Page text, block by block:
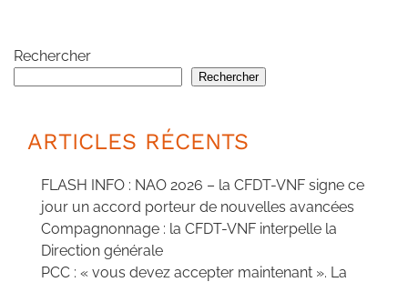
Rechercher
Rechercher
ARTICLES RÉCENTS
FLASH INFO : NAO 2026 – la CFDT-VNF signe ce
jour un accord porteur de nouvelles avancées
Compagnonnage : la CFDT-VNF interpelle la
Direction générale
PCC : « vous devez accepter maintenant ». La